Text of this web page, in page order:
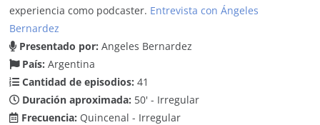
experiencia como podcaster. Entrevista con Ángeles
Bernardez
Presentado por: Angeles Bernardez
País: Argentina
Cantidad de episodios: 41
Duración aproximada: 50' - Irregular
Frecuencia: Quincenal - Irregular